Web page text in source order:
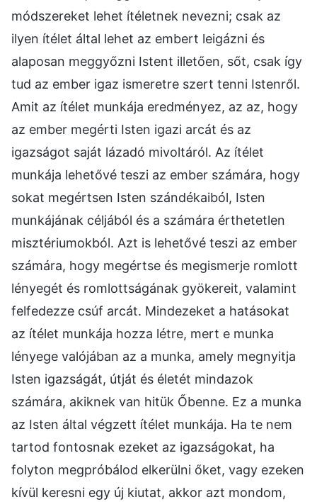
módszereket lehet ítéletnek nevezni; csak az
ilyen ítélet által lehet az embert leigázni és
alaposan meggyőzni Istent illetően, sőt, csak így
tud az ember igaz ismeretre szert tenni Istenről.
Amit az ítélet munkája eredményez, az az, hogy
az ember megérti Isten igazi arcát és az
igazságot saját lázadó mivoltáról. Az ítélet
munkája lehetővé teszi az ember számára, hogy
sokat megértsen Isten szándékaiból, Isten
munkájának céljából és a számára érthetetlen
misztériumokból. Azt is lehetővé teszi az ember
számára, hogy megértse és megismerje romlott
lényegét és romlottságának gyökereit, valamint
felfedezze csúf arcát. Mindezeket a hatásokat
az ítélet munkája hozza létre, mert e munka
lényege valójában az a munka, amely megnyitja
Isten igazságát, útját és életét mindazok
számára, akiknek van hitük Őbenne. Ez a munka
az Isten által végzett ítélet munkája. Ha te nem
tartod fontosnak ezeket az igazságokat, ha
folyton megpróbálod elkerülni őket, vagy ezeken
kívül keresni egy új kiutat, akkor azt mondom,